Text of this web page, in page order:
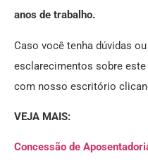
anos de trabalho.
Caso você tenha dúvidas
esclarecimentos sobre
com nosso escritório
VEJA MAIS:
Concessão de